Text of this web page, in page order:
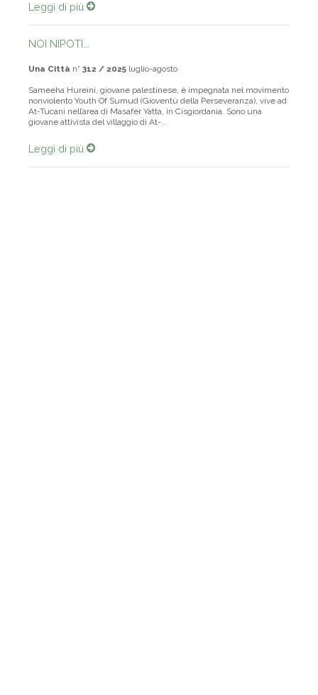
Leggi di più
NOI NIPOTI...
Una Città n° 312 / 2025 luglio-agosto
Sameeha Hureini, giovane palestinese, è impegnata nel movimento
nonviolento Youth Of Sumud (Gioventù della Perseveranza), vive ad
At-Tucani nell’area di Masafer Yatta, in Cisgiordania. Sono una
giovane attivista del villaggio di At-...
Leggi di più